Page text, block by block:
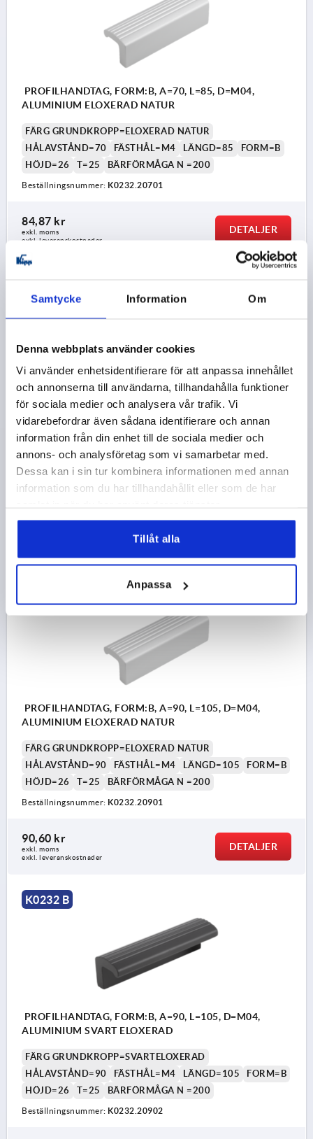
Samtycke Information Om
Denna webbplats använder cookies
Vi använder enhetsidentifierare för att anpassa innehållet
och annonserna till användarna, tillhandahålla funktioner
för sociala medier och analysera vår trafik. Vi
vidarebefordrar även sådana identifierare och annan
information från din enhet till de sociala medier och
annons- och analysföretag som vi samarbetar med.
Dessa kan i sin tur kombinera informationen med annan
information som du har tillhandahållit eller som de har
Tillåt alla
Anpassa
PROFILHANDTAG, FORM:B, A=70, L=85, D=M04,
ALUMINIUM ELOXERAD NATUR
FÄRG GRUNDKROPP=ELOXERAD NATUR
HÅLAVSTÅND=70
FÄSTHÅL=M4 LÄNGD=85
FORM=B
HÖJD=26
T=25 BÄRFÖRMÅGA N =200
Beställningsnummer: K0232.20701
84,87 kr
exkl. moms
exkl. leveranskostnader
DETALJER
PROFILHANDTAG, FORM:B, A=70, L=85, D=M04,
ALUMINIUM SVART ELOXERAD
FÄRG GRUNDKROPP=SVARTELOXERAD
HÅLAVSTÅND=70
FÄSTHÅL=M4 LÄNGD=85
FORM=B
HÖJD=26
T=25 BÄRFÖRMÅGA N =200
Beställningsnummer:K0232.20702
PROFILHANDTAG, FORM:B, A=90, L=105, D=M04,
ALUMINIUM ELOXERAD NATUR
FÄRG GRUNDKROPP=ELOXERAD NATUR
HÅLAVSTÅND=90
FÄSTHÅL=M4 LÄNGD=105
FORM=B
HÖJD=26
T=25 BÄRFÖRMÅGA N =200
Beställningsnummer: K0232.20901
90,60 kr
exkl. moms
exkl. leveranskostnader
DETALJER
K0232 B
PROFILHANDTAG, FORM:B, A=90, L=105, D=M04,
ALUMINIUM SVART ELOXERAD
FÄRG GRUNDKROPP=SVARTELOXERAD
HÅLAVSTÅND=90
FÄSTHÅL=M4 LÄNGD=105
FORM=B
HÖJD=26
T=25 BÄRFÖRMÅGA N =200
Beställningsnummer: K0232.20902